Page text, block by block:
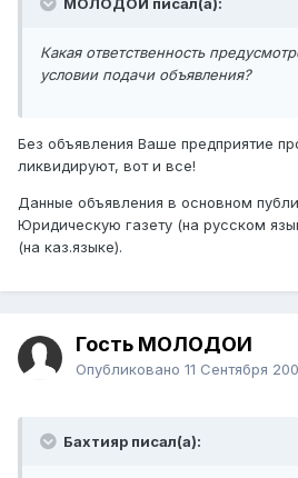
МОЛОДОЙ писал(а):
Какая ответственность
условии подачи объявления?
Без объявления Ваше предприятие
ликвидируют, вот и все!
Данные объявления в основном
Юридическую газету (на русском
(на каз.языке).
Гость МОЛОДОЙ
Опубликовано 11 Сентября
Бахтияр писал(а):